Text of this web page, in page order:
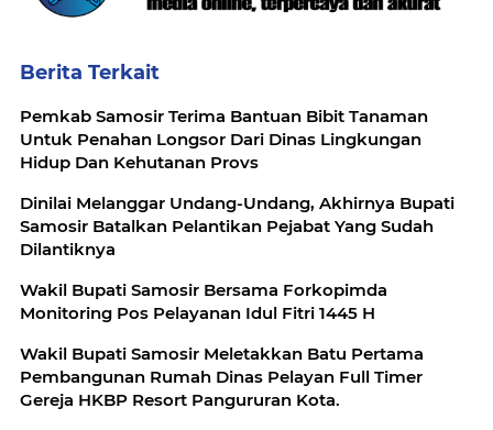
Berita Terkait
Pemkab Samosir Terima Bantuan Bibit Tanaman
Untuk Penahan Longsor Dari Dinas Lingkungan
Hidup Dan Kehutanan Provs
Dinilai Melanggar Undang-Undang, Akhirnya Bupati
Samosir Batalkan Pelantikan Pejabat Yang Sudah
Dilantiknya
Wakil Bupati Samosir Bersama Forkopimda
Monitoring Pos Pelayanan Idul Fitri 1445 H
Wakil Bupati Samosir Meletakkan Batu Pertama
Pembangunan Rumah Dinas Pelayan Full Timer
Gereja HKBP Resort Pangururan Kota.